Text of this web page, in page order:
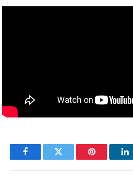
FacebookTwitter Pinterest